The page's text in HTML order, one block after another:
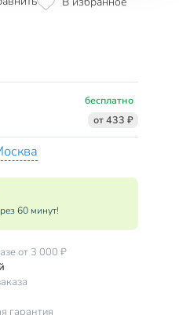
бесплатно
от 433 ₽
60 минут!
от 3 000 ₽
гарантия